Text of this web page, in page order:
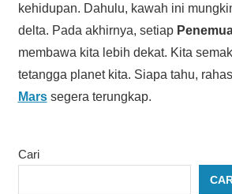
kehidupan. Dahulu, kawah ini
delta. Pada akhirnya, setiap
membawa kita lebih dekat. Kita
tetangga planet kita. Siapa tahu,
Marssegera terungkap.
Cari